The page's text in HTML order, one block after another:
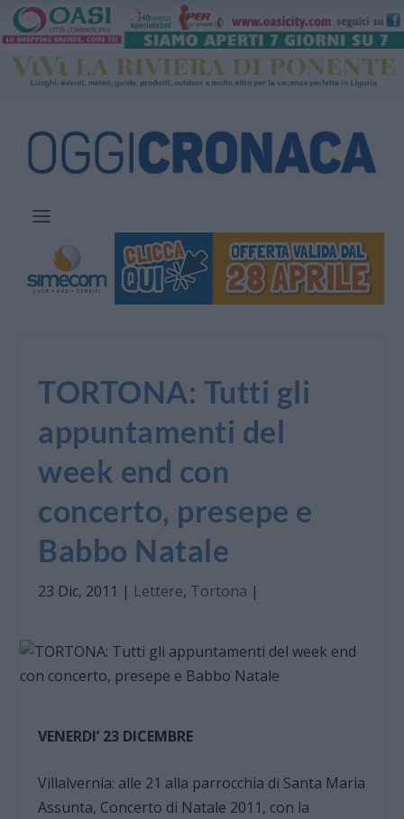
TORTONA: Tutti gli
appuntamenti del
week end con
concerto, presepe e
Babbo Natale
23 Dic, 2011 | Lettere, Tortona |
VENERDI’ 23 DICEMBRE
Villalvernia: alle 21 alla parrocchia di Santa Maria
Assunta, Concerto di Natale 2011, con la